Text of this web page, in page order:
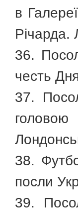
в
Річарда.
36.
честь
37.
38.
посли
39.